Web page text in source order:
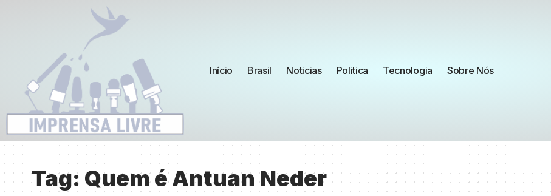
Início Brasil Noticias Politica Tecnologia Sobre Nós
Tag: Quem é Antuan Neder